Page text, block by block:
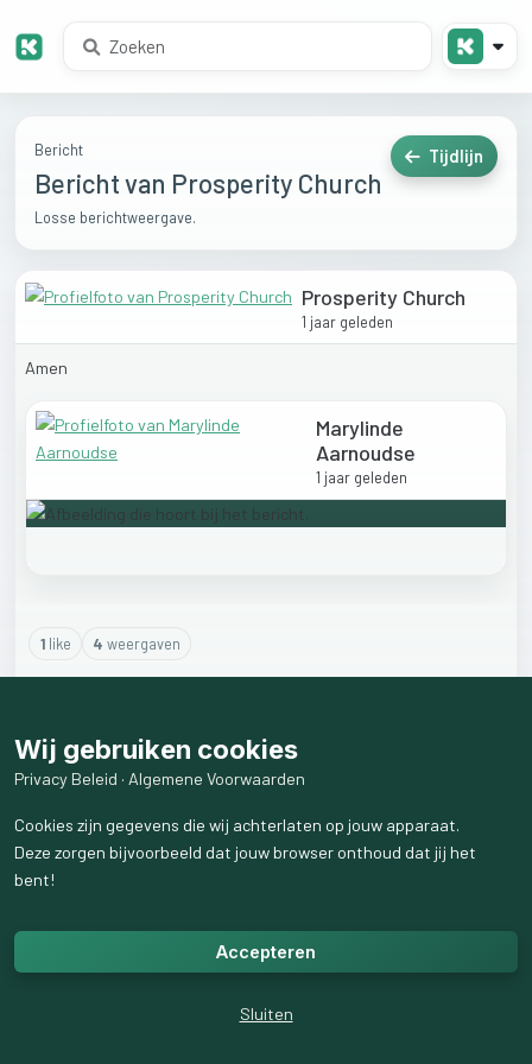
Bericht
Bericht van Prosperity Church
Losse berichtweergave.
Tijdlijn
Prosperity Church
1 jaar geleden
Amen
Marylinde
Aarnoudse
1 jaar geleden
1like 4 weergaven
Wij gebruiken cookies
Privacy Beleid · Algemene Voorwaarden
Cookies zijn gegevens die wij achterlaten op jouw apparaat.
Deze zorgen bijvoorbeeld dat jouw browser onthoud dat jij het
bent!
Accepteren
Sluiten